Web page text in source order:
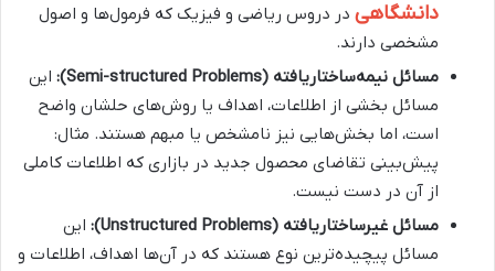
دانشگاهی در دروس ریاضی و فیزیک که فرمول‌ها و اصول
مشخصی دارند.
مسائل نیمه‌ساختاریافته (Semi-structured Problems):
این
مسائل بخشی از اطلاعات، اهداف یا روش‌های حلشان واضح
است، اما بخش‌هایی نیز نامشخص یا مبهم هستند. مثال:
پیش‌بینی تقاضای محصول جدید در بازاری که اطلاعات کاملی
از آن در دست نیست.
مسائل غیرساختاریافته (Unstructured Problems):
این
مسائل پیچیده‌ترین نوع هستند که در آن‌ها اهداف، اطلاعات و